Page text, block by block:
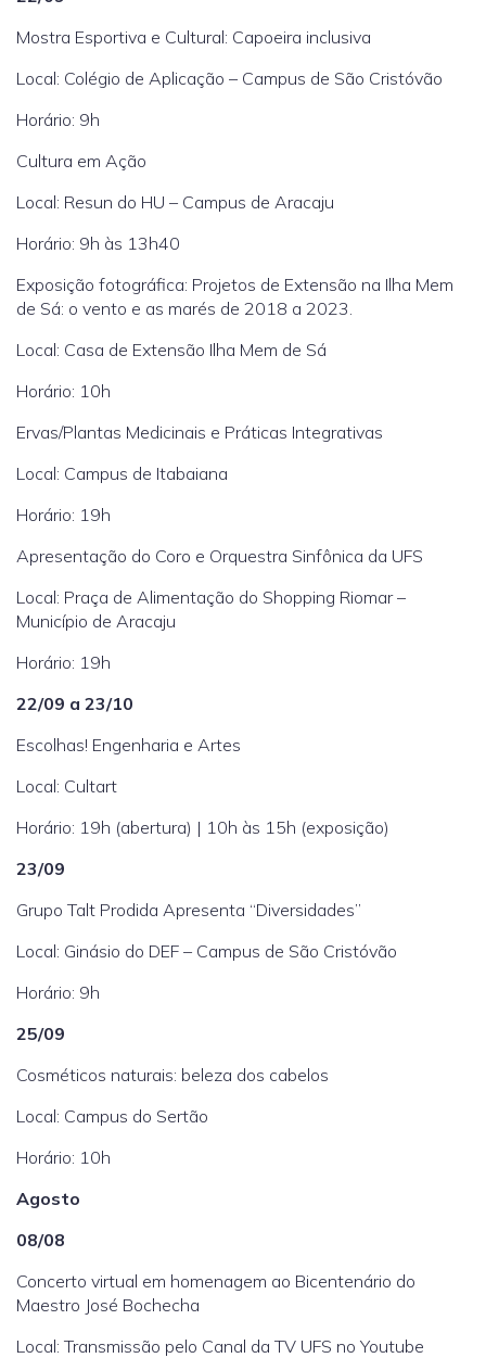
Mostra Esportiva e Cultural: Capoeira inclusiva
Local: Colégio de Aplicação – Campus de São Cristóvão
Horário: 9h
Cultura em Ação
Local: Resun do HU – Campus de Aracaju
Horário: 9h às 13h40
Exposição fotográfica: Projetos de Extensão na Ilha Mem
de Sá: o vento e as marés de 2018 a 2023.
Local: Casa de Extensão Ilha Mem de Sá
Horário: 10h
Ervas/Plantas Medicinais e Práticas Integrativas
Local: Campus de Itabaiana
Horário: 19h
Apresentação do Coro e Orquestra Sinfônica da UFS
Local: Praça de Alimentação do Shopping Riomar –
Município de Aracaju
Horário: 19h
22/09 a 23/10
Escolhas! Engenharia e Artes
Local: Cultart
Horário: 19h (abertura) | 10h às 15h (exposição)
23/09
Grupo Talt Prodida Apresenta “Diversidades”
Local: Ginásio do DEF – Campus de São Cristóvão
Horário: 9h
25/09
Cosméticos naturais: beleza dos cabelos
Local: Campus do Sertão
Horário: 10h
Agosto
08/08
Concerto virtual em homenagem ao Bicentenário do
Maestro José Bochecha
Local: Transmissão pelo Canal da TV UFS no Youtube